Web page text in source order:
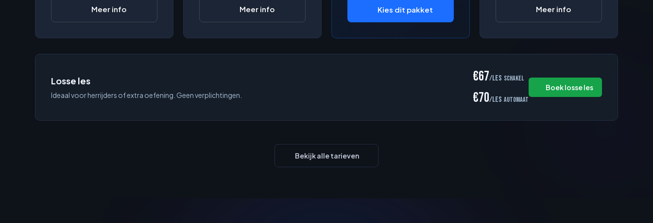
Meer info Meer info Kies dit pakket Meer info
Losse les
Ideaal voor herrijders of extra oefening. Geen verplichtingen.
€67/les schakel
€70/les automaat
Boek losse les
Bekijk alle tarieven